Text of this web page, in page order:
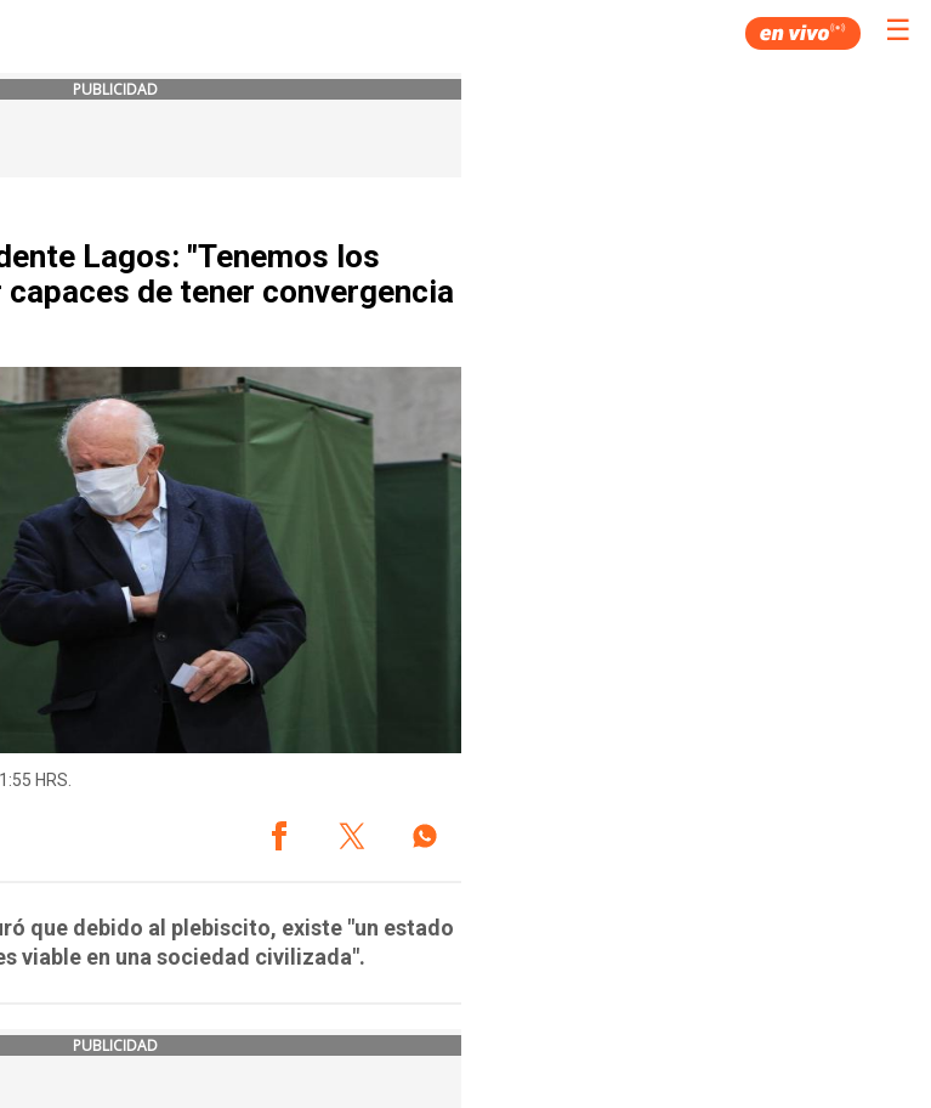
☰
PUBLICIDAD
Lagos: "Tenemos los
de tener convergencia
HRS.
que debido al plebiscito, existe "un estado
viable en una sociedad civilizada".
PUBLICIDAD